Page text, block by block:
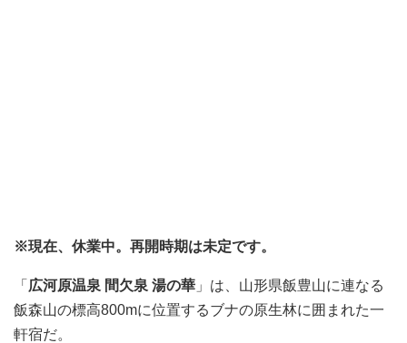
※現在、休業中。再開時期は未定です。
「 広河原温泉 間欠泉 湯の華 」は、山形県飯豊山に連なる
飯森山の標高800mに位置するブナの原生林に囲まれた一
軒宿だ。